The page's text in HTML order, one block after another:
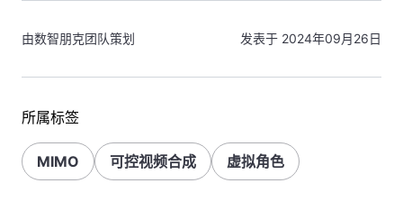
由数智朋克团队策划 发表于 2024年09月26日
所属标签
MIMO 可控视频合成 虚拟角色